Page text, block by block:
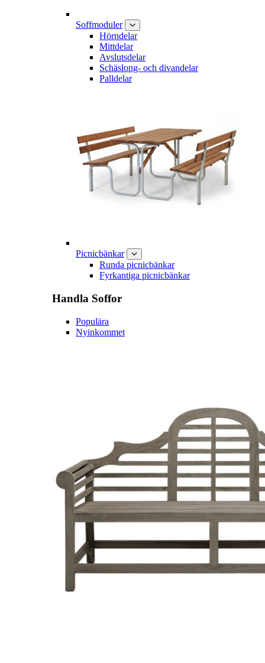
Soffmoduler
Hörndelar
Mittdelar
Avslutsdelar
Schäslong- och divandelar
Palldelar
Picnicbänkar
Runda picnicbänkar
Fyrkantiga picnicbänkar
Handla Soffor
Populära
Nyinkommet